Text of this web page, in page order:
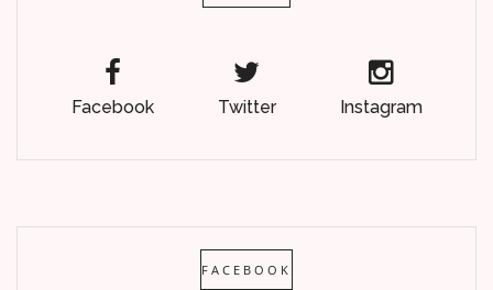
Facebook Twitter Instagram
FACEBOOK